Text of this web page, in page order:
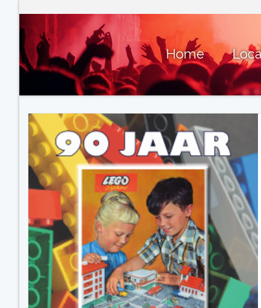
Home